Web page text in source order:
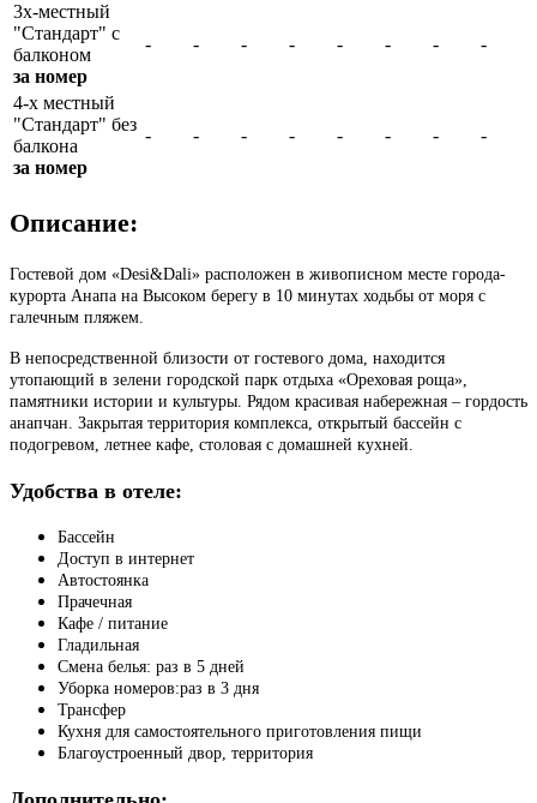
3х-местный
"Стандарт" с
балконом
за номер
- - - - - - - -
4-х местный
"Стандарт" без
балкона
за номер
- - - - - - - -
Описание:
Гостевой дом «Desi&Dali» расположен в живописном месте города-
курорта Анапа на Высоком берегу в 10 минутах ходьбы от моря с
галечным пляжем.
В непосредственной близости от гостевого дома, находится
утопающий в зелени городской парк отдыха «Ореховая роща»,
памятники истории и культуры. Рядом красивая набережная – гордость
анапчан. Закрытая территория комплекса, открытый бассейн с
подогревом, летнее кафе, столовая с домашней кухней.
Удобства в отеле:
Бассейн
Доступ в интернет
Автостоянка
Прачечная
Кафе / питание
Гладильная
Смена белья: раз в 5 дней
Уборка номеров:раз в 3 дня
Трансфер
Кухня для самостоятельного приготовления пищи
Благоустроенный двор, территория